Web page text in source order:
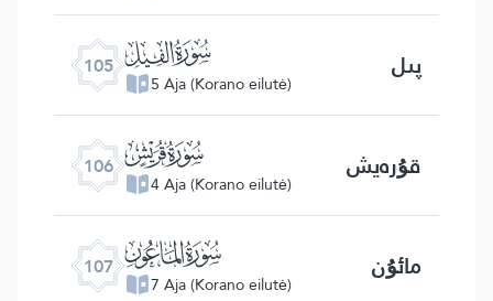
105 ﰖ
5 Aja (Korano eilutė) پىل
106 ﰗ
4 Aja (Korano eilutė) قۇرەيش
107 ﰘ
7 Aja (Korano eilutė) مائۇن